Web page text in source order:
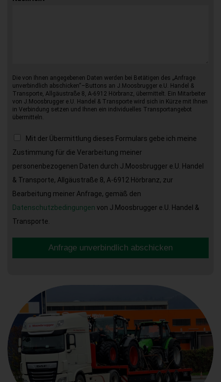
Die von Ihnen angegebenen Daten werden bei Betätigen des „Anfrage
unverbindlich abschicken“–Buttons an J.Moosbrugger e.U. Handel &
Transporte, Allgäustraße 8, A-6912 Hörbranz, übermittelt. Ein Mitarbeiter
von J.Moosbrugger e.U. Handel & Transporte wird sich in Kürze mit Ihnen
in Verbindung setzen und Ihnen ein individuelles Transportangebot
übermitteln.
Mit der Übermittlung dieses Formulars gebe ich meine
Zustimmung für die Verarbeitung meiner
personenbezogenen Daten durch J.Moosbrugger e.U. Handel
& Transporte, Allgäustraße 8, A-6912 Hörbranz, zur
Bearbeitung meiner Anfrage, gemäß den
Datenschutzbedingungen von J.Moosbrugger e.U. Handel &
Transporte.
Anfrage unverbindlich abschicken